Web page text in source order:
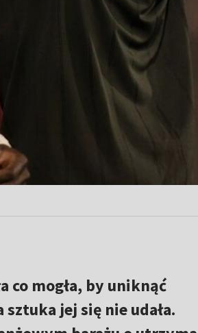
co mogła, by uniknąć
jej się nie udała.